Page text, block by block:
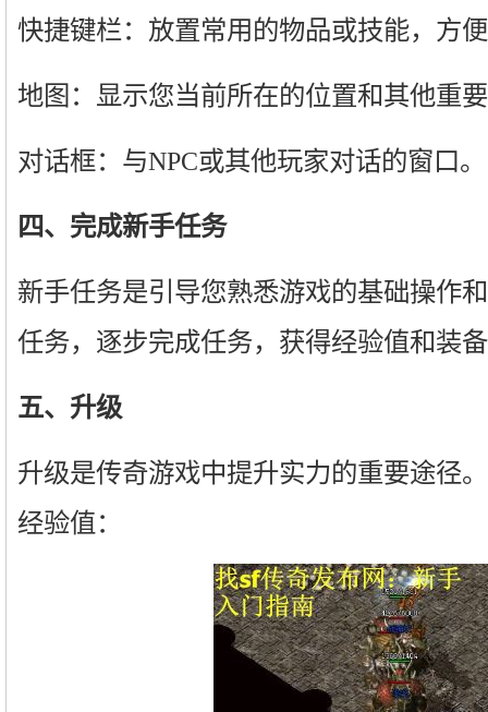
快捷键栏：放置常用的物品或技能，方
地图：显示您当前所在的位置和其他重
对话框：与NPC或其他玩家对话的窗口。
四、完成新手任务
新手任务是引导您熟悉游戏的基础操作
任务，逐步完成任务，获得经验值和装
五、升级
升级是传奇游戏中提升实力的重要途径
经验值：